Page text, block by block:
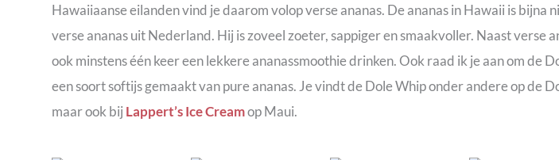
Hawaiiaanse eilanden vind je daarom volop verse ananas. De ananas in Hawaii is bijna
verse ananas uit Nederland. Hij is zoveel zoeter, sappiger en smaakvoller. Naast verse
ook minstens één keer een lekkere ananassmoothie drinken. Ook raad ik je aan om de
een soort softijs gemaakt van pure ananas. Je vindt de Dole Whip onder andere op de
maar ook bij Lappert’s Ice Creamop Maui.